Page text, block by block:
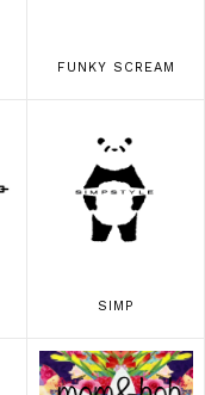
FUNKY SCREAM
SIMP